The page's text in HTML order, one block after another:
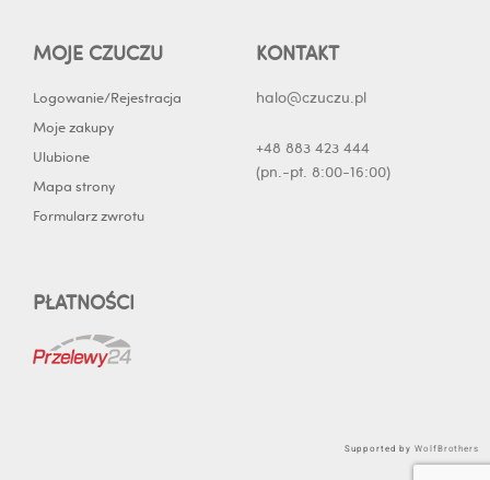
MOJE CZUCZU
Logowanie/Rejestracja
Moje zakupy
Ulubione
Mapa strony
Formularz zwrotu
KONTAKT
halo@czuczu.pl
+48 883 423 444
(pn.-pt. 8:00-16:00)
PŁATNOŚCI
Supported byWolfBrothers